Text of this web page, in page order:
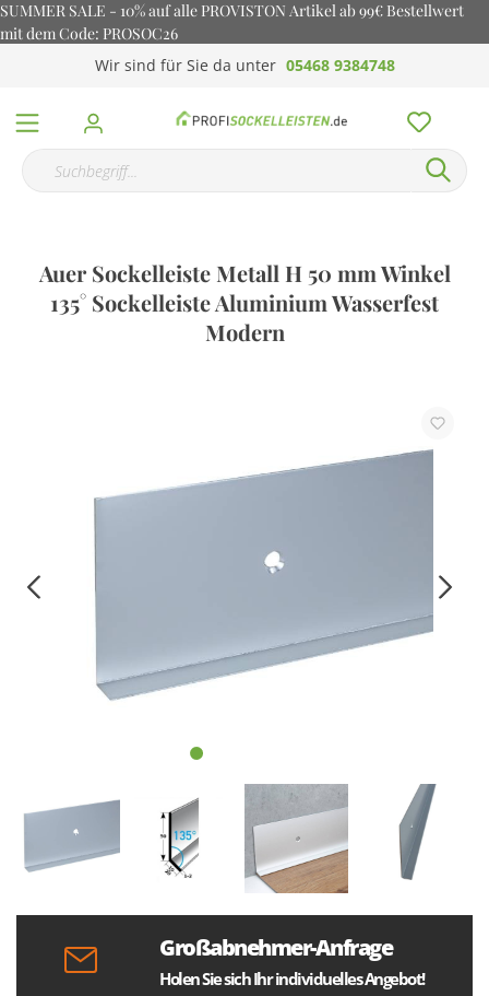
SUMMER SALE - 10% auf alle PROVISTON Artikel ab 99€ Bestellwert
mit dem Code: PROSOC26
Wir sind für Sie da unter 05468 9384748
Auer Sockelleiste Metall H 50 mm Winkel
135° Sockelleiste Aluminium Wasserfest
Modern
Großabnehmer-Anfrage
Holen Sie sich Ihr individuelles Angebot!